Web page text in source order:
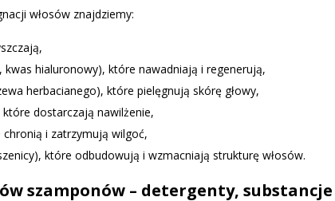
włosów znajdziemy:
hialuronowy), które nawadniają i regenerują,
herbacianego), które pielęgnują skórę głowy,
dostarczają nawilżenie,
i zatrzymują wilgoć,
które odbudowują i wzmacniają strukturę włosów.
szamponów – detergenty, substancje